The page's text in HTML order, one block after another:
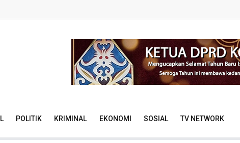
POLITIK KRIMINAL EKONOMI SOSIAL TV NETWORK